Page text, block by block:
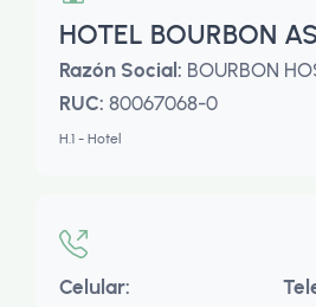
HOTEL BOURBON
Razón Social: BOURBON
RUC: 80067068-0
H.1 - Hotel
Celular: